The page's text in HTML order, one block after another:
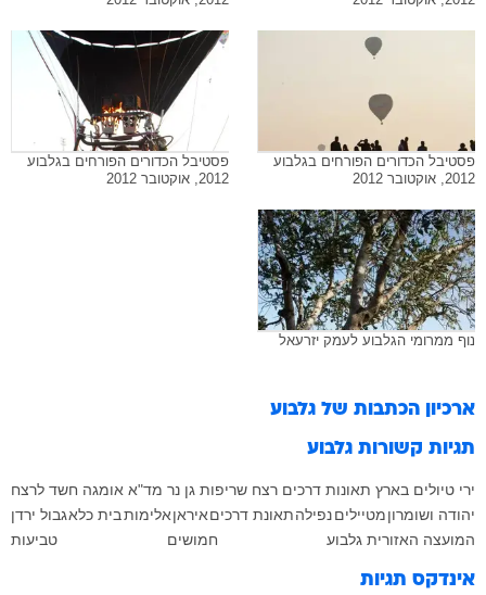
פסטיבל הכדורים הפורחים בגלבוע
2012, אוקטובר 2012
פסטיבל הכדורים הפורחים בגלבוע
2012, אוקטובר 2012
נוף ממרומי הגלבוע לעמק יזרעאל
ארכיון הכתבות של גלבוע
תגיות קשורות גלבוע
ירי טיולים בארץ תאונות דרכים רצח שריפות גן נר מד"א אומגה חשד לרצח
יהודה ושומרוןמטייליםנפילהתאונת דרכיםאיראןאלימותבית כלאגבול ירדן
המועצה האזורית גלבוע
חמושים טביעות
אינדקס תגיות